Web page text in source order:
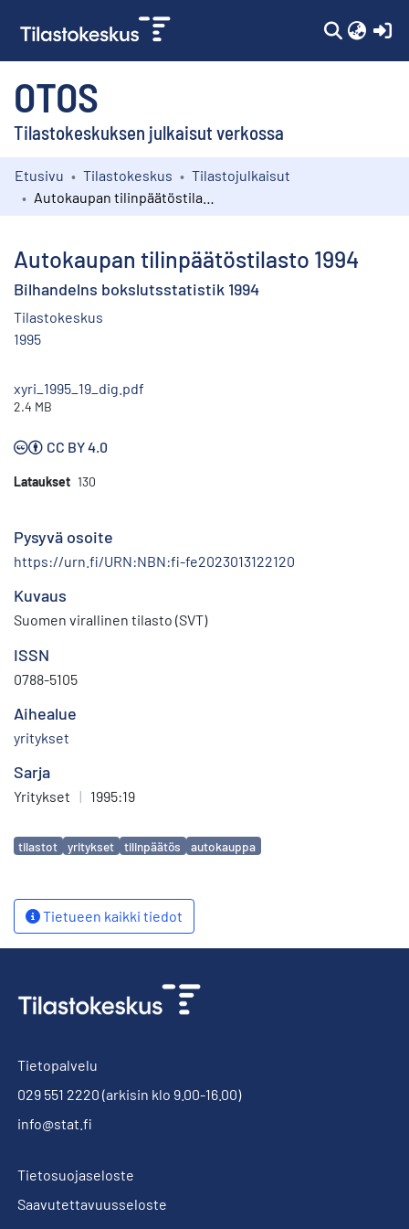
OTOS
Tilastokeskuksen julkaisut verkossa
Kokoelmat
Etusivu Tilastokeskus
Tilastojulkaisut
Autokaupan tilinpäätöstilasto 1994
Bilhandelns bokslutsstatistik 1994
Tilastokeskus
1995
xyri_1995_19_dig.pdf
2.4 MB
CC BY 4.0
Lataukset 130
Pysyvä osoite
https://urn.fi/URN:NBN:fi-fe2023013122120
Kuvaus
Suomen virallinen tilasto (SVT)
ISSN
0788-5105
Aihealue
yritykset
Sarja
Yritykset | 1995:19
Avainsanat
tilastot yritykset tilinpäätös autokauppa
Tietueen kaikki tiedot
Tietopalvelu
029 551 2220 (arkisin klo 9.00-16.00)
info@stat.fi
Tietosuojaseloste
Saavutettavuusseloste